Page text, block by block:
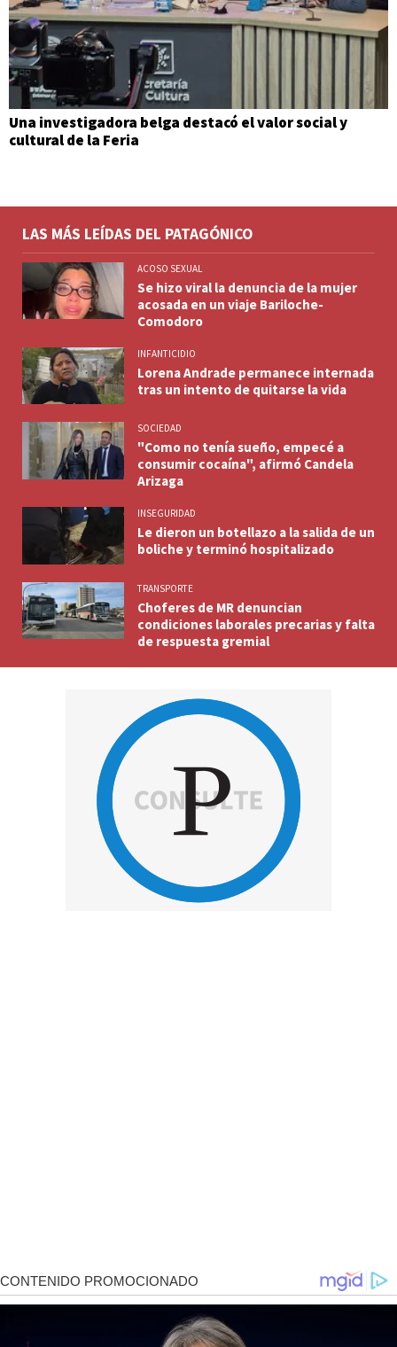
Una investigadora belga destacó el valor social y
cultural de la Feria
LAS MÁS LEÍDAS DEL PATAGÓNICO
ACOSO SEXUAL
Se hizo viral la denuncia de la mujer
acosada en un viaje Bariloche-
Comodoro
INFANTICIDIO
Lorena Andrade permanece internada
tras un intento de quitarse la vida
SOCIEDAD
"Como no tenía sueño, empecé a
consumir cocaína", afirmó Candela
Arizaga
INSEGURIDAD
Le dieron un botellazo a la salida de un
boliche y terminó hospitalizado
TRANSPORTE
Choferes de MR denuncian
condiciones laborales precarias y falta
de respuesta gremial